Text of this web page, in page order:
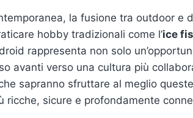
la fusione tra outdoor e
hobby tradizionali come l’ice
rappresenta non solo
avanti verso una cultura più
sapranno sfruttare al meglio
ricche, sicure e profondamente